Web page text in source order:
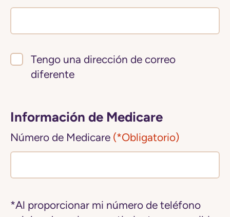
Tengo una dirección de correo
diferente
Información de Medicare
Número de Medicare (*Obligatorio)
*Al proporcionar mi número de teléfono